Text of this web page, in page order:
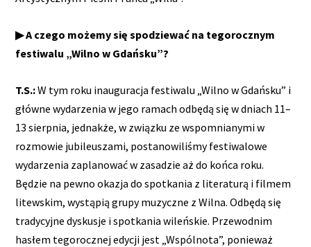
▶ A czego możemy się spodziewać na tegorocznym
festiwalu „Wilno w Gdańsku”?
T.S.:W tym roku inauguracja festiwalu „Wilno w Gdańsku” i
główne wydarzenia w jego ramach odbędą się w dniach 11–
13 sierpnia, jednakże, w związku ze wspomnianymi w
rozmowie jubileuszami, postanowiliśmy festiwalowe
wydarzenia zaplanować w zasadzie aż do końca roku.
Będzie na pewno okazja do spotkania z literaturą i filmem
litewskim, wystąpią grupy muzyczne z Wilna. Odbędą się
tradycyjne dyskusje i spotkania wileńskie. Przewodnim
hasłem tegorocznej edycji jest „Wspólnota”, ponieważ